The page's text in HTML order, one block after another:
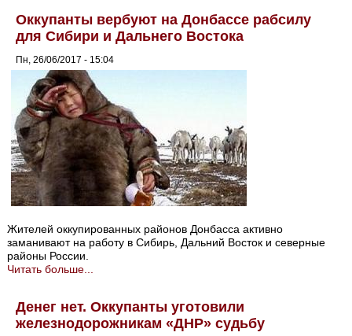
Оккупанты вербуют на Донбассе рабсилу
для Сибири и Дальнего Востока
Пн, 26/06/2017 - 15:04
Жителей оккупированных районов Донбасса активно
заманивают на работу в Сибирь, Дальний Восток и северные
районы России.
Читать больше...
Денег нет. Оккупанты уготовили
железнодорожникам «ДНР» судьбу